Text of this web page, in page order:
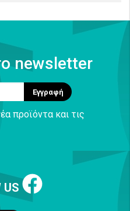
newsletter
Εγγραφή
προϊόντα και τις
US